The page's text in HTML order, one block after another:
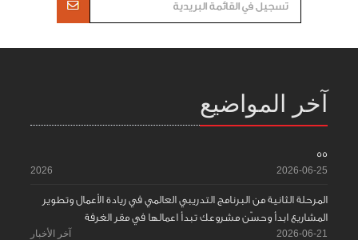
آخر المواضيع
55
2026-06-25
2026
المرحلة الثانية من البرنامج التدريبي العالمي في ريادة الأعمال وتطوير
المشاريع ابدأ وحسّن مشروعك تبدأ اعمالها في مقر الغرفة
2026-06-21 آخر الأخبار